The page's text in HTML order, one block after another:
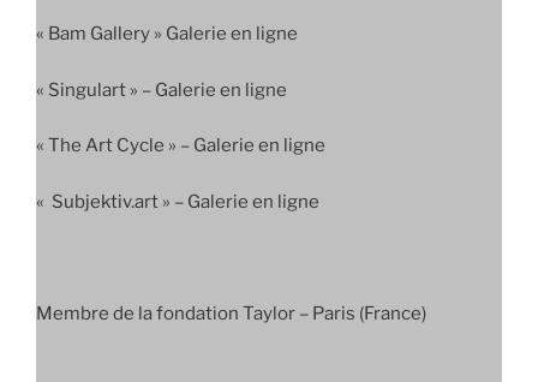
« Bam Gallery » Galerie en ligne
« Singulart » – Galerie en ligne
« The Art Cycle » – Galerie en ligne
« Subjektiv.art » – Galerie en ligne
Membre de la fondation Taylor – Paris (France)